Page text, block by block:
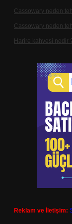
Cassowary neden
Cassowary neden
Harire kahvesi nedir
Reklam ve İletişim: